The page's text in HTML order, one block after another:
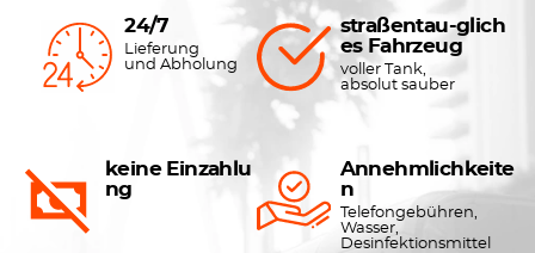
24/7
Lieferung
und Abholung
straßentau-glich
es Fahrzeug
voller Tank,
absolut sauber
keine Einzahlu
ng
Annehmlichkeite
n
Telefongebühren,
Wasser,
Desinfektionsmittel